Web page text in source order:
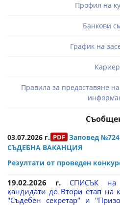
Профил на
Банкови
График на
Правила за предоставяне
03.07.2026 г.
Заповед №724
СЪДЕБНА ВАКАНЦИЯ
Резултати от проведен
19.02.2026 г.
СПИСЪК на
кандидати до Втори етап на
"Съдебен секретар" и